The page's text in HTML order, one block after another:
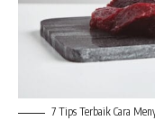
7 Tips Terbaik Cara